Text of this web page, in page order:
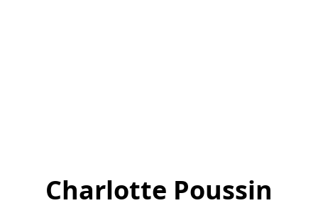
Charlotte Poussin